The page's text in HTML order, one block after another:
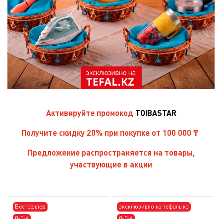
Активируйте промокод TOIBASTAR
Получите скидку 20% при покупке от 100 000 ₸
Предложение распространяется на товары,
участвующие в акции
Бестселлер
эксклюзивно на тефаль.кз